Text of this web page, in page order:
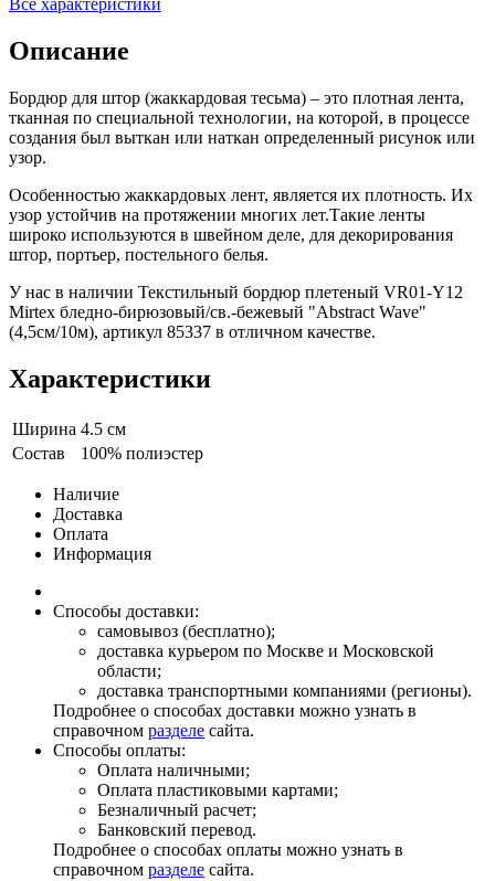
Все характеристики
Описание
Бордюр для штор (жаккардовая тесьма) – это плотная лента,
тканная по специальной технологии, на которой, в процессе
создания был выткан или наткан определенный рисунок или
узор.
Особенностью жаккардовых лент, является их плотность. Их
узор устойчив на протяжении многих лет.Такие ленты
широко используются в швейном деле, для декорирования
штор, портьер, постельного белья.
У нас в наличии Текстильный бордюр плетеный VR01-Y12
Mirtex бледно-бирюзовый/св.-бежевый "Abstract Wave"
(4,5см/10м), артикул 85337 в отличном качестве.
Характеристики
Ширина 4.5 см
Состав
100% полиэстер
Наличие
Доставка
Оплата
Информация
Способы доставки:
самовывоз (бесплатно);
доставка курьером по Москве и Московской
области;
доставка транспортными компаниями (регионы).
Подробнее о способах доставки можно узнать в
справочном разделе сайта.
Способы оплаты:
Оплата наличными;
Оплата пластиковыми картами;
Безналичный расчет;
Банковский перевод.
Подробнее о способах оплаты можно узнать в
справочном разделе сайта.